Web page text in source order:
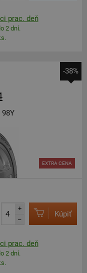
prac. deň
2 dní.
-38%
98Y
EXTRA CENA
+
–
Kúpiť
prac. deň
2 dní.